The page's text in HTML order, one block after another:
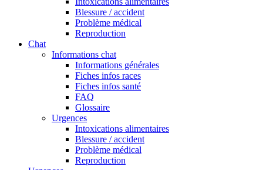
Blessure / accident
Problème médical
Reproduction
Chat
Informations chat
Informations générales
Fiches infos races
Fiches infos santé
FAQ
Glossaire
Urgences
Intoxications alimentaires
Blessure / accident
Problème médical
Reproduction